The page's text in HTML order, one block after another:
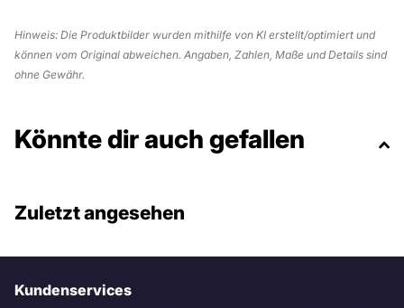
Hinweis: Die Produktbilder wurden mithilfe von KI erstellt/optimiert und
können vom Original abweichen. Angaben, Zahlen, Maße und Details sind
ohne Gewähr.
Könnte dir auch gefallen
Zuletzt angesehen
Kundenservices